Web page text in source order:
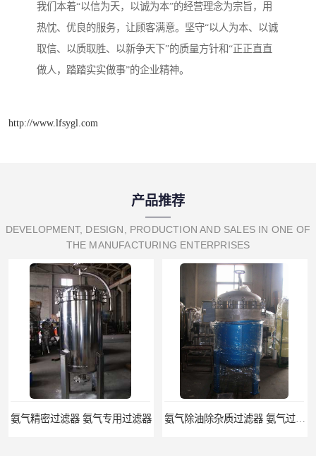
我们本着“以信为天，以诚为本”的经营理念为宗旨，用
热忱、优良的服务，让顾客满意。坚守“以人为本、以诚
取信、以质取胜、以新争天下”的质量方针和“正正直直
做人，踏踏实实做事”的企业精神。
http://www.lfsygl.com
产品推荐
DEVELOPMENT, DESIGN, PRODUCTION AND SALES IN ONE OF
THE MANUFACTURING ENTERPRISES
氨气精密过滤器 氨气专用过滤器